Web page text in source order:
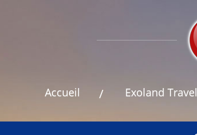
Accueil Exoland Travel